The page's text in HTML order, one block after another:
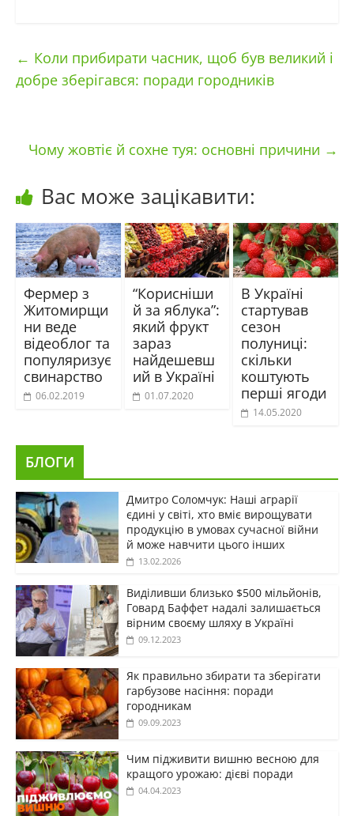
← Коли прибирати часник, щоб був великий і
добре зберігався: поради городників
Чому жовтіє й сохне туя: основні причини →
Вас може зацікавити:
Фермер з
Житомирщи
ни веде
відеоблог та
популяризує
свинарство
06.02.2019
“Корисніши
й за яблука”:
який фрукт
зараз
найдешевш
ий в Україні
01.07.2020
В Україні
стартував
сезон
полуниці:
скільки
коштують
перші ягоди
14.05.2020
БЛОГИ
Дмитро Соломчук: Наші аграрії
єдині у світі, хто вміє вирощувати
продукцію в умовах сучасної війни
й може навчити цього інших
13.02.2026
Виділивши близько $500 мільйонів,
Говард Баффет надалі залишається
вірним своєму шляху в Україні
09.12.2023
Як правильно збирати та зберігати
гарбузове насіння: поради
городникам
09.09.2023
Чим підживити вишню весною для
кращого урожаю: дієві поради
04.04.2023